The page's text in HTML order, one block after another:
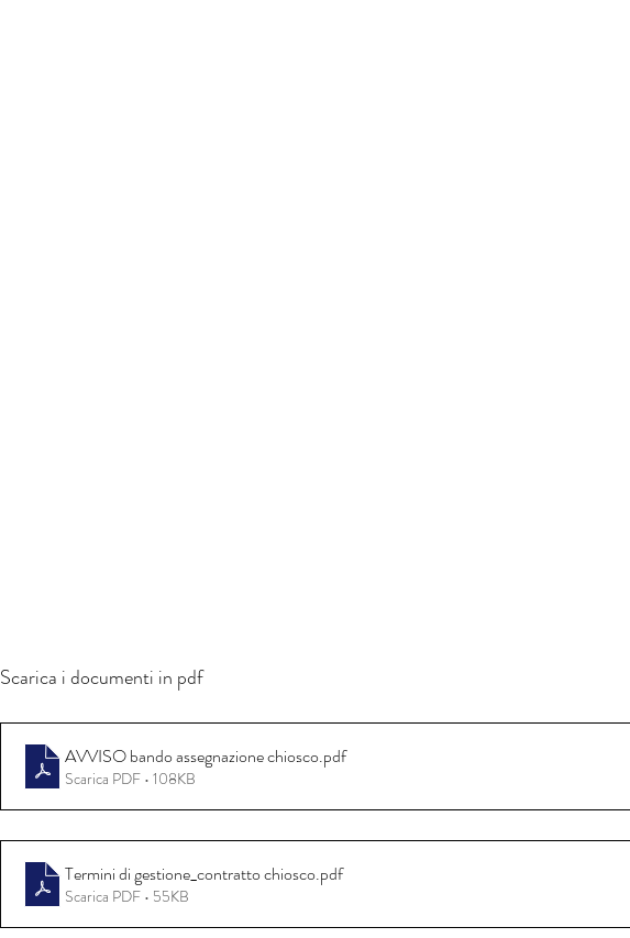
Scarica i documenti in pdf
AVVISO bando assegnazione chiosco.pdf
Scarica PDF • 108KB
Termini di gestione_contratto chiosco.pdf
Scarica PDF • 55KB